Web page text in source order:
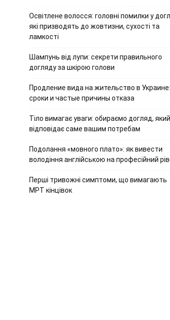
Освітлене волосся: головні помилки у
які призводять до жовтизни, сухості та
ламкості
Шампунь від лупи: секрети правильного
догляду за шкірою голови
Продление вида на жительство в Украине:
сроки и частые причины отказа
Тіло вимагає уваги: обираємо догляд, який
відповідає саме вашим потребам
Подолання «мовного плато»: як вивести
володіння англійською на професійний
Перші тривожні симптоми, що вимагають
МРТ кінцівок